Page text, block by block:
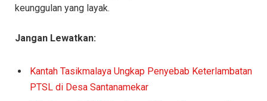
keunggulan yang layak.
Jangan Lewatkan:
Kantah Tasikmalaya Ungkap Penyebab Keterlambatan
PTSL di Desa Santanamekar